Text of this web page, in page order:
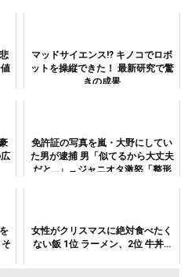
マッドサイエンス!? キノコでロボ
ットを操縦できた！ 最新研究で驚
きの成果
免許証の写真を嵐・大野にしてい
た男が逮捕 男「似てるから大丈夫
だと…」→ジャニオタ激怒「整形
女性がクリスマスに絶対食べたく
ない飯 1位 ラーメン、2位 牛丼…